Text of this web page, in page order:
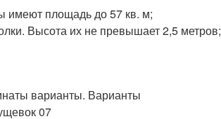
имеют площадь до 57 кв. м;
Высота их не превышает 2,5 метров;